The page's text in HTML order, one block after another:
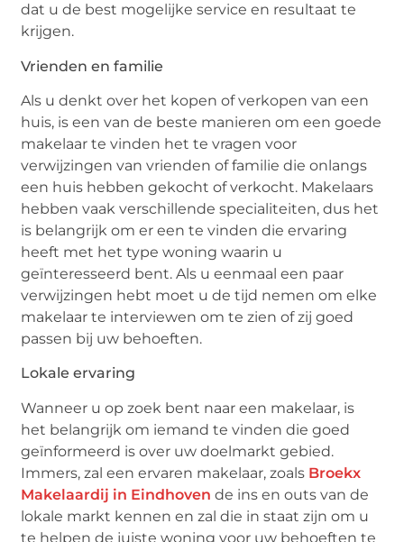
dat u de best mogelijke service en resultaat te
krijgen.
Vrienden en familie
Als u denkt over het kopen of verkopen van een
huis, is een van de beste manieren om een goede
makelaar te vinden het te vragen voor
verwijzingen van vrienden of familie die onlangs
een huis hebben gekocht of verkocht. Makelaars
hebben vaak verschillende specialiteiten, dus het
is belangrijk om er een te vinden die ervaring
heeft met het type woning waarin u
geïnteresseerd bent. Als u eenmaal een paar
verwijzingen hebt moet u de tijd nemen om elke
makelaar te interviewen om te zien of zij goed
passen bij uw behoeften.
Lokale ervaring
Wanneer u op zoek bent naar een makelaar, is
het belangrijk om iemand te vinden die goed
geïnformeerd is over uw doelmarkt gebied.
Immers, zal een ervaren makelaar, zoals Broekx
Makelaardij in Eindhoven de ins en outs van de
lokale markt kennen en zal die in staat zijn om u
te helpen de juiste woning voor uw behoeften te